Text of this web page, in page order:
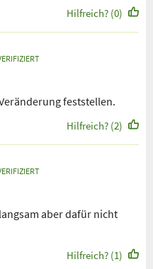
Hilfreich? (0)
feststellen.
Hilfreich? (2)
aber dafür nicht
Hilfreich? (1)